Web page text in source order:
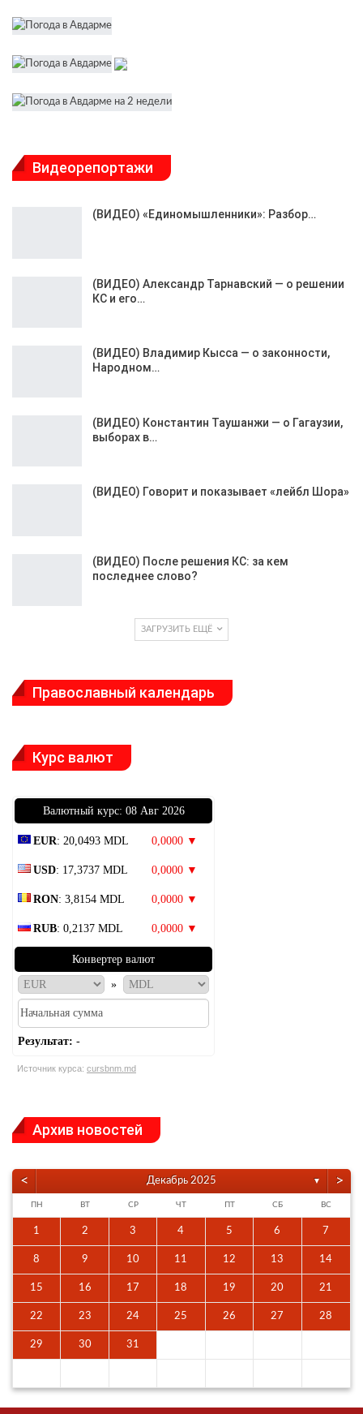
Видеорепортажи
(ВИДЕО) «Единомышленники»: Разбор…
(ВИДЕО) Александр Тарнавский — о решении
КС и его…
(ВИДЕО) Владимир Кысса — о законности,
Народном…
(ВИДЕО) Константин Таушанжи — о Гагаузии,
выборах в…
(ВИДЕО) Говорит и показывает «лейбл Шора»
(ВИДЕО) После решения КС: за кем
последнее слово?
ЗАГРУЗИТЬ ЕЩЁ
Православный календарь
Курс валют
Bалютный курс: 08 Авг 2026
EUR: 20,0493 MDL 0,0000 ▼
USD: 17,3737 MDL 0,0000 ▼
RON: 3,8154 MDL 0,0000 ▼
RUB: 0,2137 MDL 0,0000 ▼
Конвертер валют
»
Результат: -
Источник курса: cursbnm.md
Архив новостей
< Декабрь 2025 ▼ >
ПН ВТ СР ЧТ ПТ СБ ВС
1 2 3 4 5 6 7
8 9 10 11 12 13 14
15 16 17 18 19 20 21
22 23 24 25 26 27 28
29 30 31